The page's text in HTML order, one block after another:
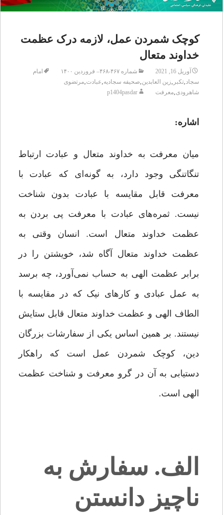
کوچک شمردن عمل، لازمه درک عظمت
خداوند متعال
آوریل 16, 2021 شماره ۴۶۷-۴۶۸– فروردین ۱۴۰۰
امام
سجاد,تکبر ,زین العابدین,صحیفه سجادیه,عبادت,مرتضوی
شاهرودی,معرفت p1404pasdar
اشاره:
میان معرفت به خداوند متعال و عبادت ارتباط
تنگاتنگی وجود دارد، به گونه‌ای که عبادت با
معرفت قابل مقایسه با عبادت بدون شناخت
نیست. ثمره‌های عبادت با معرفت پی بردن به
عظمت خداوند متعال است. انسان وقتی به
عظمت خداوند متعال آگاه شد، خویشتن را در
برابر عظمت الهی به حساب نمی‌آورد، چه برسد
به عمل عبادی و کارهای نیک که در مقایسه با
الطاف الهی و عظمت خداوند متعال قابل ستایش
نیستند. بر همین اساس یکی از سفارشات بزرگان
دین، کوچک شمردن عمل است که راهکار
دستیابی به آن در گرو معرفت و شناخت عظمت
الهی است.
الف. سفارش به
ناچیز دانستن